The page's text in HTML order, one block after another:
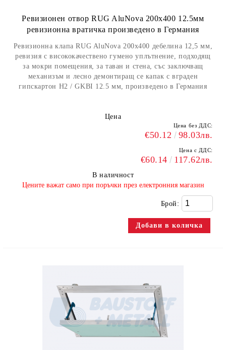
Ревизионен отвор RUG AluNovа 200х400 12.5мм
ревизионна вратичка произведено в Германия
Ревизионна клапа RUG AluNovа 200х400 дебелина 12,5 мм,
ревизия с висококачествено гумено уплътнение, подходящ
за мокри помещения, за таван и стена, със заключващ
механизъм и лесно демонтиращ се капак с вграден
гипскартон H2 / GKBI 12.5 мм, произведено в Германия
Цена
Цена без ДДС:
€50.12 98.03лв.
Цена с ДДС:
€60.14 117.62лв.
В наличност
​Цените важат само при поръчки през електронния магазин
Брой: